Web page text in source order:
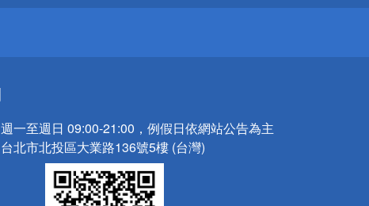
週一至週日 09:00-21:00，例假日依網站公告為主
台北市北投區大業路136號5樓 (台灣)